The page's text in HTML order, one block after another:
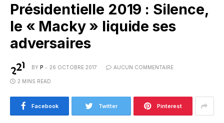
Présidentielle 2019 : Silence,
le « Macky » liquide ses
adversaires
BY P 26 OCTOBRE 2017 AUCUN COMMENTAIRE
2 MINS READ
Facebook Twitter Pinterest